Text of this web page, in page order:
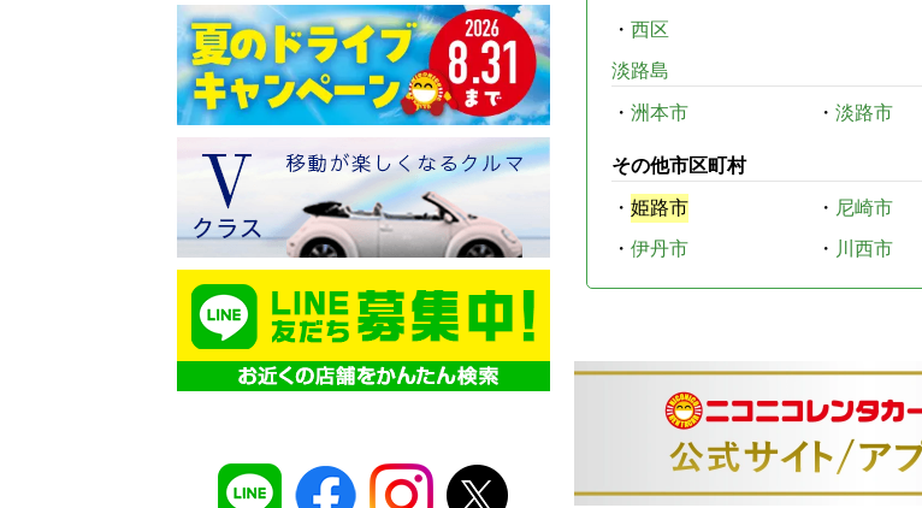
・ 西区
淡路島
・ 洲本市 ・ 淡路市
その他市区町村
・ 姫路市 ・ 尼崎市
・ 伊丹市 ・ 川西市